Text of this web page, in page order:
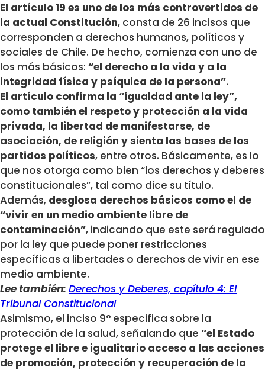
El artículo 19 es uno de los más controvertidos de
la actual Constitución, consta de 26 incisos que
corresponden a derechos humanos, políticos y
sociales de Chile. De hecho, comienza con uno de
los más básicos: “el derecho a la vida y a la
integridad física y psíquica de la persona”.
El artículo confirma la “igualdad ante la ley”,
como también el respeto y protección a la vida
privada, la libertad de manifestarse, de
asociación, de religión y sienta las bases de los
partidos políticos, entre otros. Básicamente, es lo
que nos otorga como bien “los derechos y deberes
constitucionales”, tal como dice su título.
Además, desglosa derechos básicos como el de
“vivir en un medio ambiente libre de
contaminación”, indicando que este será regulado
por la ley que puede poner restricciones
específicas a libertades o derechos de vivir en ese
medio ambiente.
Lee también: Derechos y Deberes, capítulo 4: El
Tribunal Constitucional
Asimismo, el inciso 9° especifica sobre la
protección de la salud, señalando que “el Estado
protege el libre e igualitario acceso a las acciones
de promoción, protección y recuperación de la